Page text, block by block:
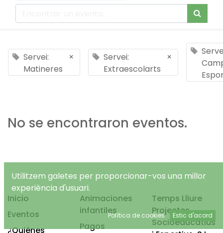
Servei:
Matineres
×
Servei:
Extraescolarts
×
No se encontraron eventos.
Inicio
Eventos
¿Quiénes
Animaciones
infantiles
Pagos
Temps Lliure
Projectes
Socioeducatius
Utilitzem galetes per proporcionar-vos una millor
experiència d'usuari.
Política de cookies Estic d'acord